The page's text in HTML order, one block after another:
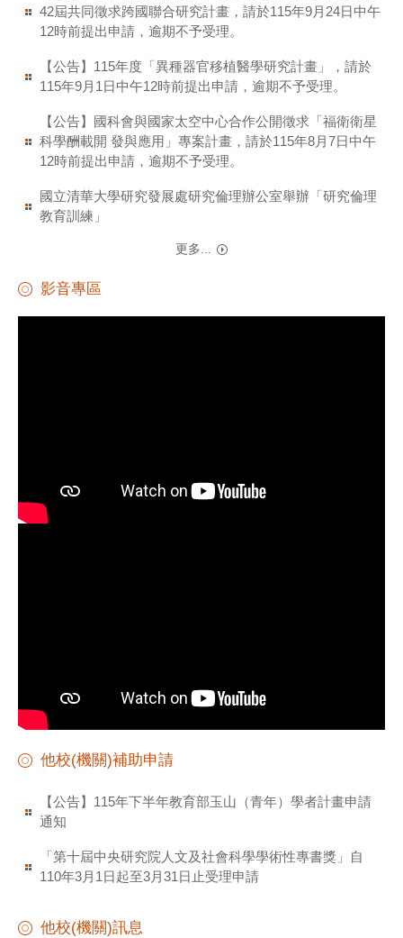
42屆共同徵求跨國聯合研究計畫，請於115年9月24日中午
12時前提出申請，逾期不予受理。
【公告】115年度「異種器官移植醫學研究計畫」，請於
115年9月1日中午12時前提出申請，逾期不予受理。
【公告】國科會與國家太空中心合作公開徵求「福衛衛星
科學酬載開 發與應用」專案計畫，請於115年8月7日中午
12時前提出申請，逾期不予受理。
國立清華大學研究發展處研究倫理辦公室舉辦「研究倫理
教育訓練」
更多...
影音專區
他校(機關)補助申請
【公告】115年下半年教育部玉山（青年）學者計畫申請
通知
「第十屆中央研究院人文及社會科學學術性專書獎」自
110年3月1日起至3月31日止受理申請
他校(機關)訊息